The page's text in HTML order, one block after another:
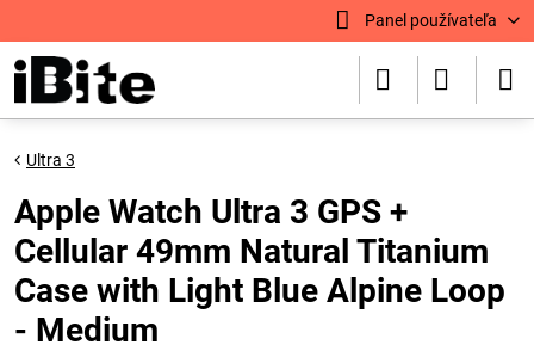
Panel používateľa
Ultra 3
Apple Watch Ultra 3 GPS +
Cellular 49mm Natural Titanium
Case with Light Blue Alpine Loop
- Medium